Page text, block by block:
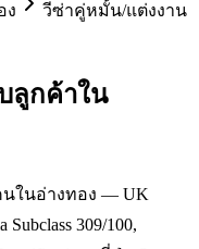
ง
วีซ่าคู่หมั้น/แต่งงาน
ลูกค้าใน
ในอ่างทอง — UK
Subclass 309/100,